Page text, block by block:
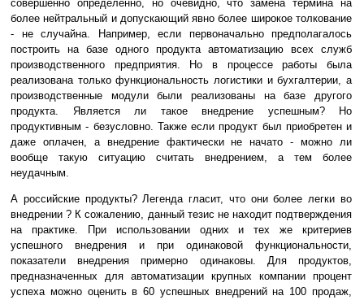
совершенно определенно, но очевидно, что замена термина на
более нейтральный и допускающий явно более широкое толкование
- не случайна. Например, если первоначально предполагалось
построить на базе одного продукта автоматизацию всех служб
производственного предприятия. Но в процессе работы была
реализована только функциональность логистики и бухгалтерии, а
производственные модули были реализованы на базе другого
продукта. Является ли такое внедрение успешным? Но
продуктивным - безусловно. Также если продукт был приобретен и
даже оплачен, а внедрение фактически не начато - можно ли
вообще такую ситуацию считать внедрением, а тем более
неудачным.
А российские продукты? Легенда гласит, что они более легки во
внедрении ? К сожалению, данный тезис не находит подтверждения
на практике. При использовании одних и тех же критериев
успешного внедрения и при одинаковой функциональности,
показатели внедрения примерно одинаковы. Для продуктов,
предназначенных для автоматизации крупных компании процент
успеха можно оценить в 60 успешных внедрений на 100 продаж,